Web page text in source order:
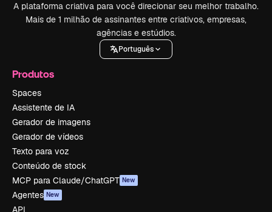
A plataforma criativa para você direcionar seu melhor trabalho.
Mais de 1 milhão de assinantes entre criativos, empresas,
agências e estúdios.
Português
Produtos
Spaces
Assistente de IA
Gerador de imagens
Gerador de vídeos
Texto para voz
Conteúdo de stock
MCP para Claude/ChatGPT New
Agentes New
API